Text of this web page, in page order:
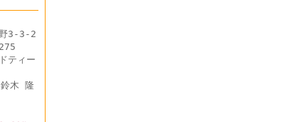
野3-3-2
ティー
木 隆